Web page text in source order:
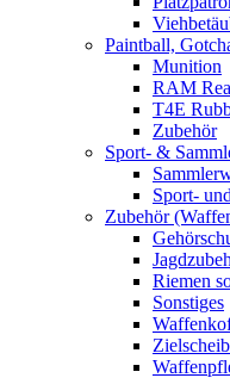
Paintball,
Munition
RAM
T4E
Zubehör
Sport- &
Sport-
Zubehör
Riemen
Sonstiges